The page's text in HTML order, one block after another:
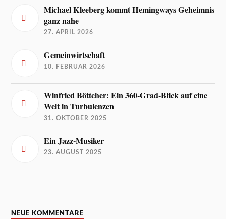
Michael Kleeberg kommt Hemingways Geheimnis
ganz nahe
27. APRIL 2026
Gemeinwirtschaft
10. FEBRUAR 2026
Winfried Böttcher: Ein 360-Grad-Blick auf eine
Welt in Turbulenzen
31. OKTOBER 2025
Ein Jazz-Musiker
23. AUGUST 2025
NEUE KOMMENTARE